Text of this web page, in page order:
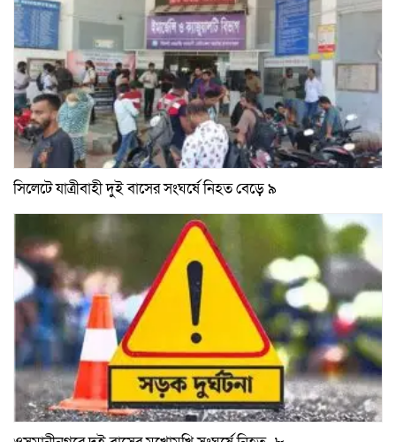
সিলেটে যাত্রীবাহী দুই বাসের সংঘর্ষে নিহত বেড়ে ৯